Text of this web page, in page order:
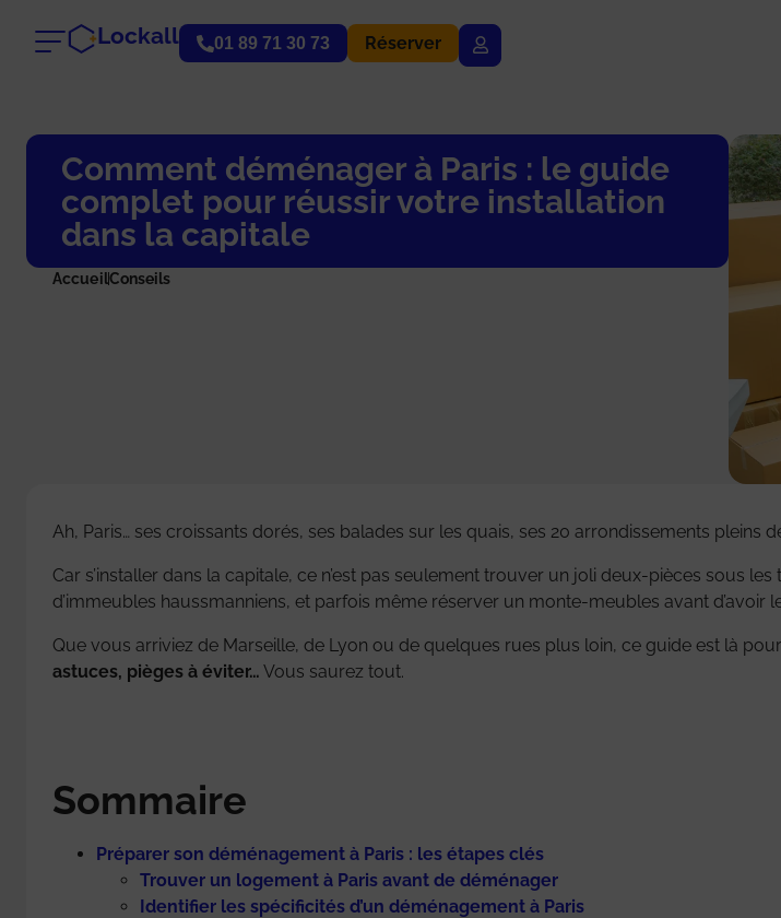
Lockall 01 89 71 30 73 Réserver
Comment déménager à Paris : le guide
complet pour réussir votre installation
dans la capitale
AccueilConseils
Ah, Paris… ses croissants dorés, ses balades sur les quais, ses 20 arrondissements pleins
Car s’installer dans la capitale, ce n’est pas seulement trouver un joli deux-pièces sous
d’immeubles haussmanniens, et parfois même réserver un monte-meubles avant d’avoir
Que vous arriviez de Marseille, de Lyon ou de quelques rues plus loin, ce guide est là
astuces, pièges à éviter… Vous saurez tout.
Sommaire
Préparer son déménagement à Paris : les étapes clés
Trouver un logement à Paris avant de déménager
Identifier les spécificités d’un déménagement à Paris